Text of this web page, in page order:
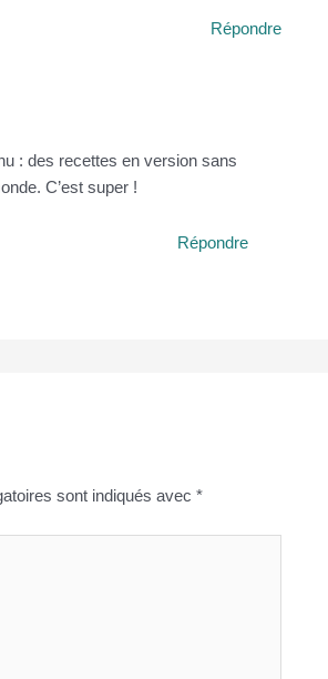
Répondre
: des recettes en version sans
C’est super !
Répondre
sont indiqués avec*